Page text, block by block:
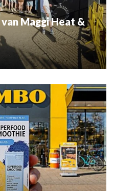
Maggi Heat &